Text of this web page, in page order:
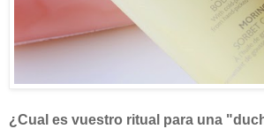
¿Cual es vuestro ritual para una